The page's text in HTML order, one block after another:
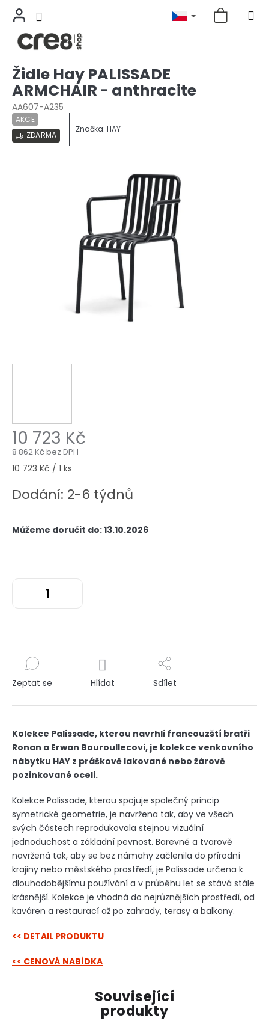
Přejít
obsah
Židle Hay PALISSADE
ARMCHAIR - anthracite
AA607-A235
AKCE
ZDARMA
Značka:HAY
10 723 Kč
8 862 Kč bez DPH
Měrná
10 723 Kč / 1 ks
Dodání: 2-6 týdnů
Můžeme doručit do:13.10.2026
Kolekce Palissade, kterou navrhli francouzští bratři
Ronan a Erwan Bouroullecovi, je kolekce venkovního
nábytku HAY z práškově lakované nebo žárově
pozinkované oceli.
Kolekce Palissade, kterou spojuje společný princip
symetrické geometrie, je navržena tak, aby ve všech
svých částech reprodukovala stejnou vizuální
jednoduchost a základní pevnost. Barevně a tvarově
navržená tak, aby se bez námahy začlenila do přírodní
krajiny nebo městského prostředí, je Palissade určena k
dlouhodobějšímu používání a v průběhu let se stává stále
krásnější. Kolekce je vhodná do nejrůznějších prostředí, od
kaváren a restaurací až po zahrady, terasy a balkony.
<< DETAIL PRODUKTU
<< CENOVÁ NABÍDKA
Zeptat se Hlídat Sdílet
Související
produkty